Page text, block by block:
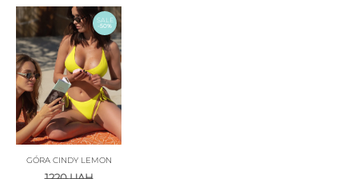
SALE
-50%
GÓRA CINDY LEMON